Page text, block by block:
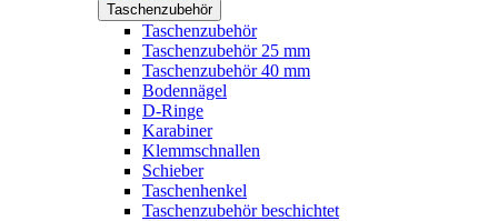
Taschenzubehör
Taschenzubehör
Taschenzubehör 25 mm
Taschenzubehör 40 mm
Bodennägel
D-Ringe
Karabiner
Klemmschnallen
Schieber
Taschenhenkel
Taschenzubehör beschichtet